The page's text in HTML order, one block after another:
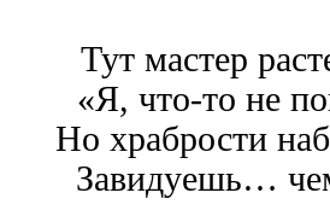
Тут мастер
«Я, что-то не
Но храбрости
Завидуешь…